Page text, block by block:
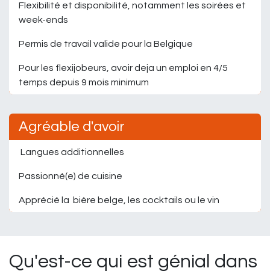
Flexibilité et disponibilité, notamment les soirées et
week-ends
Permis de travail valide pour la Belgique
Pour les flexijobeurs, avoir deja un emploi en 4/5
temps depuis 9 mois minimum
Agréable d'avoir
Langues additionnelles
Passionné(e) de cuisine
Apprécié la bière belge, les cocktails ou le vin
Qu'est-ce qui est génial dans